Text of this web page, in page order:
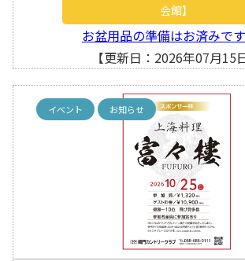
会館】
お盆用品の準備はお済みで
【更新日：2026年07月15
イベント お知らせ